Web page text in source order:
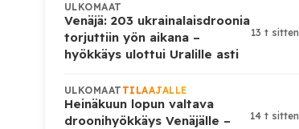
ULKOMAAT
Venäjä: 203 ukrainalaisdroonia
torjuttiin yön aikana –
hyökkäys ulottui Uralille asti
13 t sitten
ULKOMAAT TILAAJALLE
Heinäkuun lopun valtava
droonihyökkäys Venäjälle –
14 t sitten